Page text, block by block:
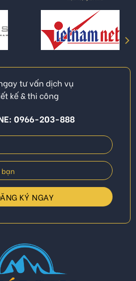
tư vấn dịch vụ
kế & thi công
0966-203-888